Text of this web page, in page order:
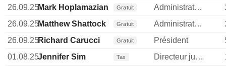
26.09.25Mark Hoplamazian Gratuit Administrateur
26.09.25Matthew Shattock Gratuit Administrateur
26.09.25Richard Carucci Gratuit Président
01.08.25Jennifer Sim Tax Directeur juridique